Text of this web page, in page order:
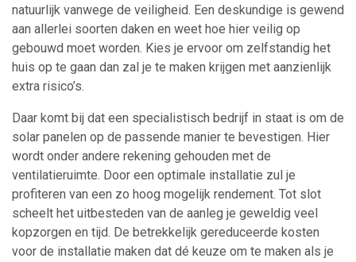
natuurlijk vanwege de veiligheid. Een deskundige is gewend
aan allerlei soorten daken en weet hoe hier veilig op
gebouwd moet worden. Kies je ervoor om zelfstandig het
huis op te gaan dan zal je te maken krijgen met aanzienlijk
extra risico’s.
Daar komt bij dat een specialistisch bedrijf in staat is om de
solar panelen op de passende manier te bevestigen. Hier
wordt onder andere rekening gehouden met de
ventilatieruimte. Door een optimale installatie zul je
profiteren van een zo hoog mogelijk rendement. Tot slot
scheelt het uitbesteden van de aanleg je geweldig veel
kopzorgen en tijd. De betrekkelijk gereduceerde kosten
voor de installatie maken dat dé keuze om te maken als je